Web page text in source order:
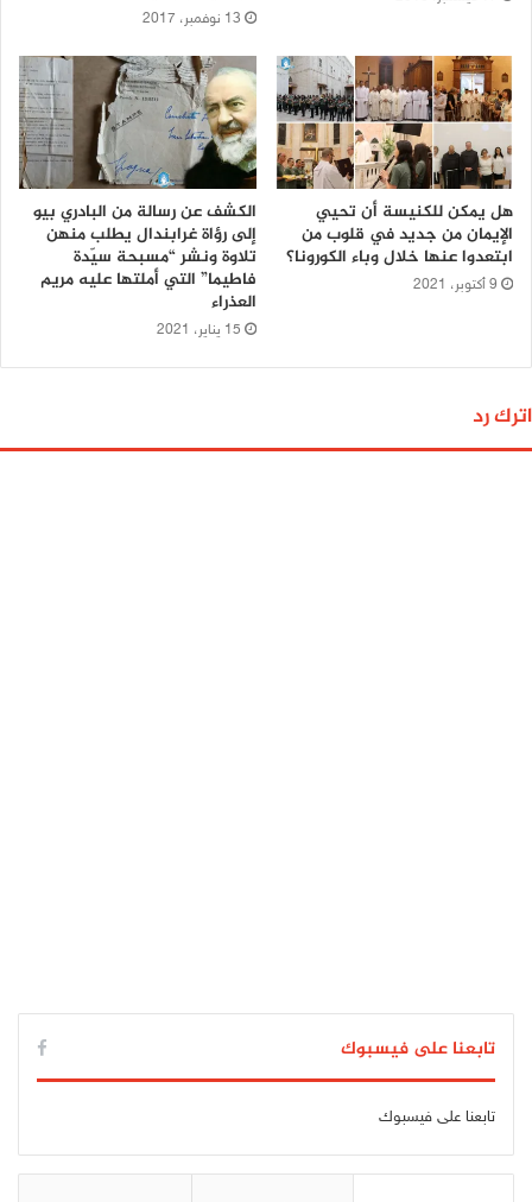
13 نوفمبر، 2017
هل يمكن للكنيسة أن تحيي
الإيمان من جديد في قلوب من
ابتعدوا عنها خلال وباء الكورونا؟
9 أكتوبر، 2021
الكشف عن رسالة من البادري بيو
إلى رؤاة غرابندال يطلب منهن
تلاوة ونشر “مسبحة سيّدة
فاطيما” التي أملتها عليه مريم
العذراء
15 يناير، 2021
اترك رد
تابعنا على فيسبوك
تابعنا على فيسبوك